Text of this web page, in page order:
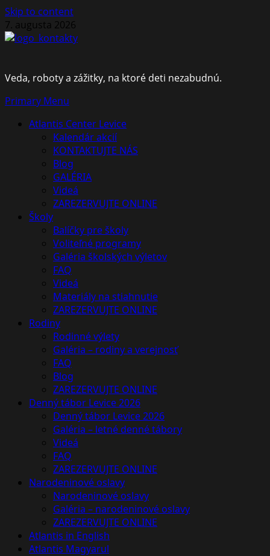
Skip to content
7. augusta 2026
Veda, roboty a zážitky, na ktoré deti nezabudnú.
Primary Menu
Atlantis Center Levice
Kalendár akcií
KONTAKTUJTE NÁS
Blog
GALÉRIA
Videá
ZAREZERVUJTE ONLINE
Školy
Balíčky pre školy
Voliteľné programy
Galéria školských výletov
FAQ
Videá
Materiály na stiahnutie
ZAREZERVUJTE ONLINE
Rodiny
Rodinné výlety
Galéria – rodiny a verejnosť
FAQ
Blog
ZAREZERVUJTE ONLINE
Denný tábor Levice 2026
Denný tábor Levice 2026
Galéria – letné denné tábory
Videá
FAQ
ZAREZERVUJTE ONLINE
Narodeninové oslavy
Narodeninové oslavy
Galéria – narodeninové oslavy
ZAREZERVUJTE ONLINE
Atlantis in English
Atlantis Magyarul